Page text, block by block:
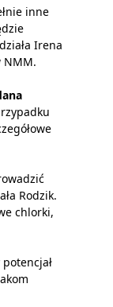
inne
Irena
NMM.
Rodzik.
chlorki,